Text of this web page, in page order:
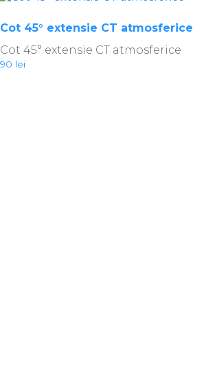
Cot 45° extensie CT atmosferice
Cot 45° extensie CT atmosferice
90 lei